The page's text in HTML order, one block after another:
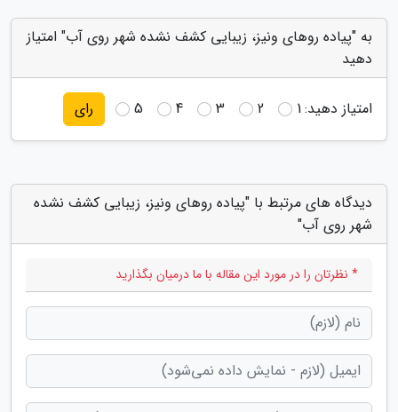
به "پیاده روهای ونیز، زیبایی کشف نشده شهر روی آب" امتیاز
دهید
امتیاز دهید:1
2
3
4
5 رای
دیدگاه های مرتبط با "پیاده روهای ونیز، زیبایی کشف نشده
شهر روی آب"
* نظرتان را در مورد این مقاله با ما درمیان بگذارید